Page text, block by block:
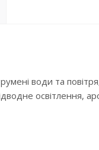
води та
освітлення,